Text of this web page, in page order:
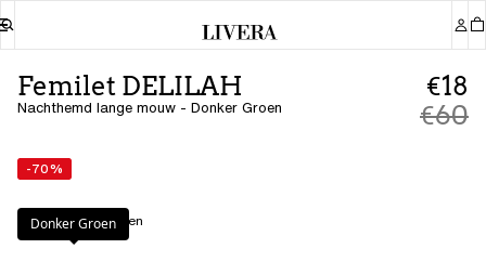
Femilet DELILAH
Nachthemd lange mouw - Donker Groen
€18
€60
-70%
Kleur: Donker Groen
Donker Groen